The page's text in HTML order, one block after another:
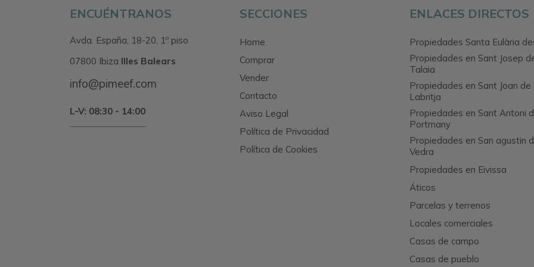
ENCUÉNTRANOS
Avda. España, 18-20, 1º piso
07800 Ibiza Illes Balears
info@pimeef.com
L-V: 08:30 - 14:00
SECCIONES
Home
Comprar
Vender
Contacto
Aviso Legal
Política de Privacidad
Política de Cookies
ENLACES DIRECTOS
Propiedades Santa Eulària
Propiedades en Sant Josep
Talaia
Propiedades en Sant Joan de
Labritja
Propiedades en Sant Antoni
Portmany
Propiedades en San agustin
Vedra
Propiedades en Eivissa
Áticos
Parcelas y terrenos
Locales comerciales
Casas de campo
Casas de pueblo